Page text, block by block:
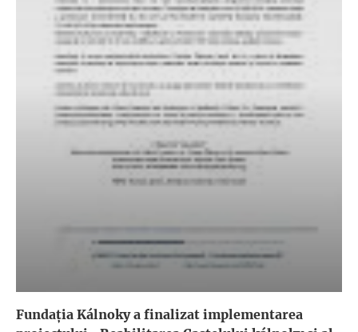
Fundația Kálnoky a finalizat implementarea